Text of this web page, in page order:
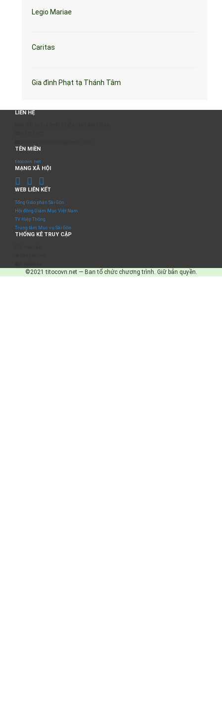
Legio Mariae
Caritas
Gia đình Phạt tạ Thánh Tâm
LIÊN HỆ
TÊN MIỀN
titocovn.net
MẠNG XÃ HỘI
WEB LIÊN KẾT
Tổng Giáo phận Sài Gòn
Hội đồng Giám Mục Việt Nam
TV Hiệp Thông
Trung tâm Mục vụ Sài Gòn
THỐNG KÊ TRUY CẬP
©2021 titocovn.net — Ban tổ chức chương trình. Giữ bản quyền.